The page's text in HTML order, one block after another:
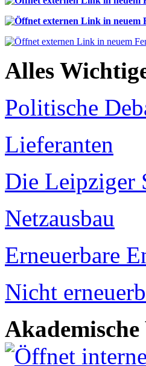
Alles
Politische
Lieferanten
Die Leipziger
Netzausbau
Erneuerbare
Nicht